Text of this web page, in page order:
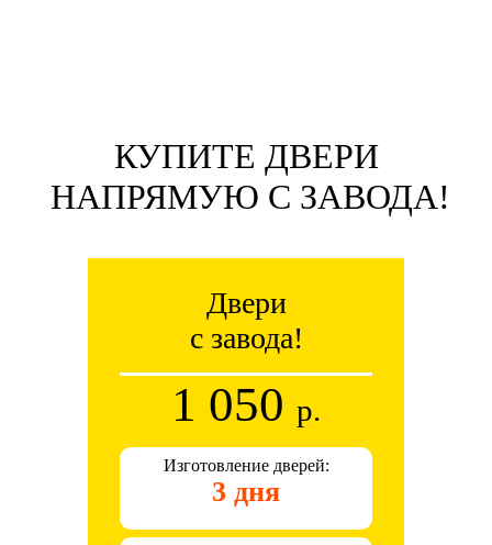
КУПИТЕ ДВЕРИ
НАПРЯМУЮ С ЗАВОДА!
Двери
с завода!
1 050 р.
Изготовление дверей:
3 дня